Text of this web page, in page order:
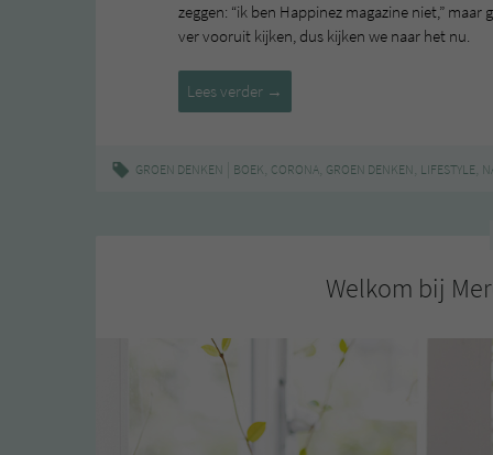
zeggen: “ik ben Happinez magazine niet,”
ver vooruit kijken, dus kijken we naar het nu.
Lees verder Fijne
vertragende
→
GROEN DENKEN BOEK, CORONA, GROEN DENKEN, LIFESTYLE,
Welkom bij